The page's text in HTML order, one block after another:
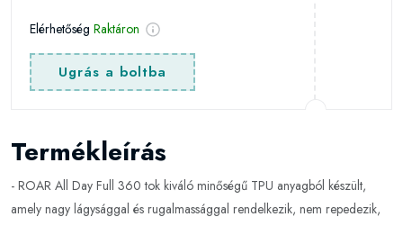
Elérhetőség Raktáron
Ugrás a boltba
Termékleírás
- ROAR All Day Full 360 tok kiváló minőségű TPU anyagból készült,
amely nagy lágysággal és rugalmassággal rendelkezik, nem repedezik,